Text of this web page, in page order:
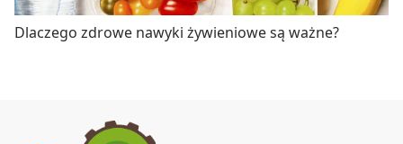
Dlaczego zdrowe nawyki żywieniowe są ważne?